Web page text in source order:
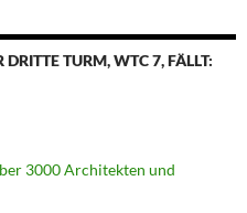
TURM, WTC 7, FÄLLT:
3000 Architekten und